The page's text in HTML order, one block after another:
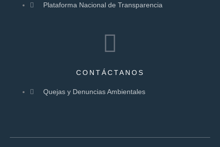
Plataforma Nacional de Transparencia
CONTÁCTANOS
Quejas y Denuncias Ambientales